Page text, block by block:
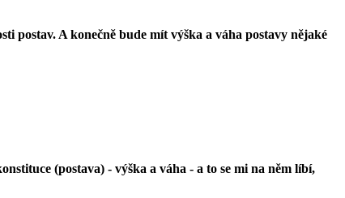
postav. A konečně bude mít výška a váha postavy nějaké
(postava) - výška a váha - a to se mi na něm líbí,